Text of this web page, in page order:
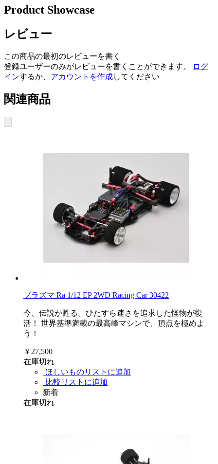
Product Showcase
レビュー
この商品の最初のレビューを書く
登録ユーザーのみがレビューを書くことができます。
ログ
インするか、 アカウントを作成してください
関連商品
プラズマ Ra 1/12 EP 2WD Racing Car 30422
今、伝説が甦る。ひたすら速さを追求した怪物が復
活！ 世界基準満載の最高峰マシンで、頂点を極めよ
う！
￥27,500
在庫切れ
ほしいものリストに追加
比較リストに追加
新着
在庫切れ